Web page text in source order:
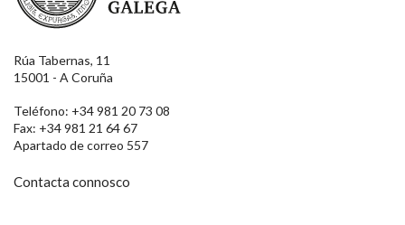
Rúa Tabernas, 11
15001 - A Coruña
Teléfono: +34 981 20 73 08
Fax: +34 981 21 64 67
Apartado de correo 557
Contacta connosco